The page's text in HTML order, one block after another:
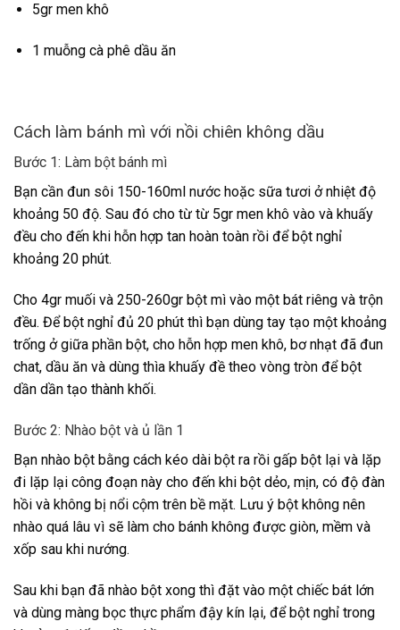
5gr men khô
1 muỗng cà phê dầu ăn
Cách làm bánh mì với nồi chiên không dầu
Bước 1: Làm bột bánh mì
Bạn cần đun sôi 150-160ml nước hoặc sữa tươi ở nhiệt độ
khoảng 50 độ. Sau đó cho từ từ 5gr men khô vào và khuấy
đều cho đến khi hỗn hợp tan hoàn toàn rồi để bột nghỉ
khoảng 20 phút.
Cho 4gr muối và 250-260gr bột mì vào một bát riêng và trộn
đều. Để bột nghỉ đủ 20 phút thì bạn dùng tay tạo một khoảng
trống ở giữa phần bột, cho hỗn hợp men khô, bơ nhạt đã đun
chat, dầu ăn và dùng thìa khuấy đề theo vòng tròn để bột
dần dần tạo thành khối.
Bước 2: Nhào bột và ủ lần 1
Bạn nhào bột bằng cách kéo dài bột ra rồi gấp bột lại và lặp
đi lặp lại công đoạn này cho đến khi bột dẻo, mịn, có độ đàn
hồi và không bị nổi cộm trên bề mặt. Lưu ý bột không nên
nhào quá lâu vì sẽ làm cho bánh không được giòn, mềm và
xốp sau khi nướng.
Sau khi bạn đã nhào bột xong thì đặt vào một chiếc bát lớn
và dùng màng bọc thực phẩm đậy kín lại, để bột nghỉ trong